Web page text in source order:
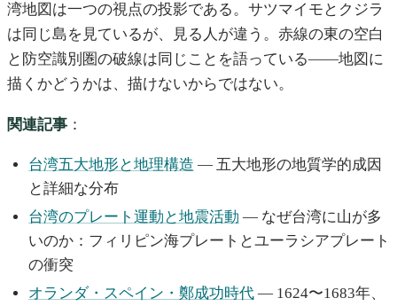
湾地図は一つの視点の投影である。サツマイモとクジラ
は同じ島を見ているが、見る人が違う。赤線の東の空白
と防空識別圏の破線は同じことを語っている——地図に
描くかどうかは、描けないからではない。
関連記事 ：
台湾五大地形と地理構造 — 五大地形の地質学的成因
と詳細な分布
台湾のプレート運動と地震活動 — なぜ台湾に山が多
いのか：フィリピン海プレートとユーラシアプレート
の衝突
オランダ・スペイン・鄭成功時代 — 1624〜1683年、